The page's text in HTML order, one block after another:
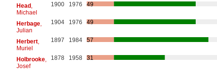
Head,
Michael
1900 1976 49
Herbage,
Julian
1904 1976 49
Herbert,
Muriel
1897 1984 57
Holbrooke,
Josef
1878 1958 31